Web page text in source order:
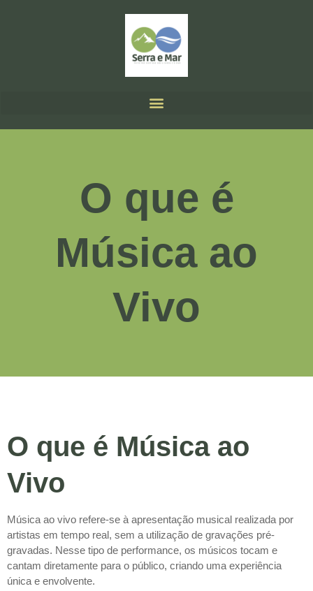
O que é
Música ao
Vivo
O que é Música ao
Vivo
Música ao vivo refere-se à apresentação musical realizada por
artistas em tempo real, sem a utilização de gravações pré-
gravadas. Nesse tipo de performance, os músicos tocam e
cantam diretamente para o público, criando uma experiência
única e envolvente.